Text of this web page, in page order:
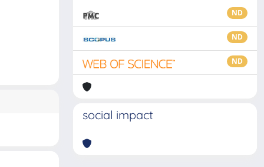
ND
ND
ND
social impact